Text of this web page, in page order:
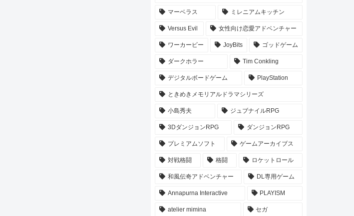
マーベラス ミレニアムキッチン
Versus Evil 女性向け恋愛アドベンチャー
ワーカービー JoyBits ゴッドゲーム
ダークホラー Tim Conkling
デジタルボードゲーム PlayStation
ときめきメモリアルドラマシリーズ
小島秀夫 ジュブナイルRPG
3DダンジョンRPG ダンジョンRPG
プレミアムソフト ゲームアーカイブス
対戦格闘 格闘 ロケットロール
和風伝奇アドベンチャー DL専用ゲーム
Annapurna Interactive PLAYISM
atelier mimina セガ